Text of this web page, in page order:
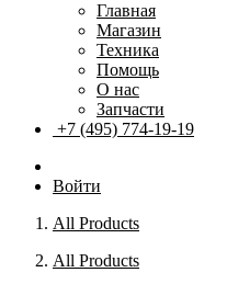
Главная
Магазин
Техника
Помощь
О нас
Запчасти
+7 (495) 774-19-19
Войти
All Products
All Products